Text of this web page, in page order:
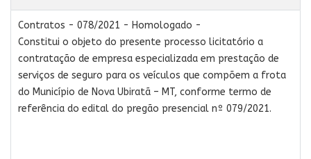
Contratos - 078/2021 - Homologado -
Constitui o objeto do presente processo licitatório a
contratação de empresa especializada em prestação de
serviços de seguro para os veículos que compõem a frota
do Município de Nova Ubiratã – MT, conforme termo de
referência do edital do pregão presencial nº 079/2021.